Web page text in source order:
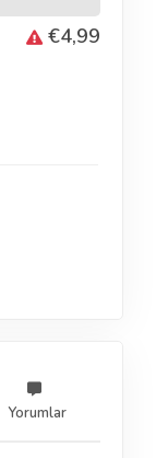
€4,99
Yorumlar